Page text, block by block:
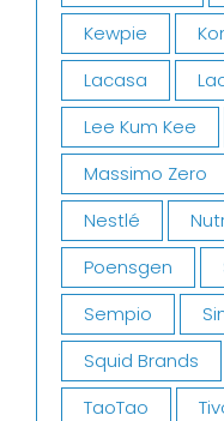
Kewpie
Lacasa
Lee Kum Kee
Massimo Zero
Nestlé
Poensgen
Sempio
Squid Brands
TaoTao